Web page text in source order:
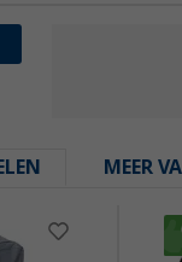
MEER